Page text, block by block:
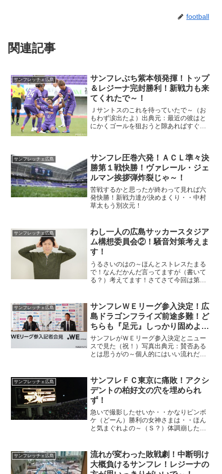
football
関連記事
サンフレッチェ広島
サンフレぶち紫本領発揮！トップ
＆レジーナ完封勝利！新戦力も来
てくれたで～！
Ｊサントスのこれを待っていたで～（お
もわず涙出たよ）出典元：最近の彼はと
にかくゴールを狙おうと隙あればすぐ撃
ろん応援してます）
サンフレッチェ広島
サンフレ圧巻六発！ＡＣＬ準々決
勝第１戦快勝！ヴァレール・ジェ
ルマン挨拶弾炸裂じゃ～！
苦戦するかと思ったが終わって見れば六
発快勝！新戦力達が決めまくり・・中村
草太もう別次元！
サンフレッチェ広島
わし一人の広島サッカースタジア
ム構想委員会②！騒音対策考えま
す！
うるさいのはの～ほんとストレスたまる
で！なんだかんだ言ってますが（書いて
る？）考えてます！さてさて今回は第２
慮は当然、お互いがいい形になるために
は・・騒音対策は重要じゃ...
サンフレッチェ広島
サンフレＷＥリーグ参入決定！広
島ドラゴンフライズ前途多難！ど
ちらも『足元』しっかり固めよう
で～！
サンフレがＷＥリーグ参入決定とニュー
スで見た（祝！）写真出典元：賛否ある
とは思うがの～個人的にはいい流れだと
サンフレッチェ広島
サンフレＦＣ東京に痛敗！アクシ
デントの柏好文の穴を埋められ
ず！
急いで撮影したせいか・・かなりピンボ
ケ（どーん）勝利の女神さまは・・ほん
と気まぐれよの～（Ｓ？）体調崩したわ
ゃ・・見えない力にいたずらされてると
しか思えん・・
サンフレッチェ広島
流れが変わった敗戦劇！中断明け
大概負けるサンフレ！レジーナの